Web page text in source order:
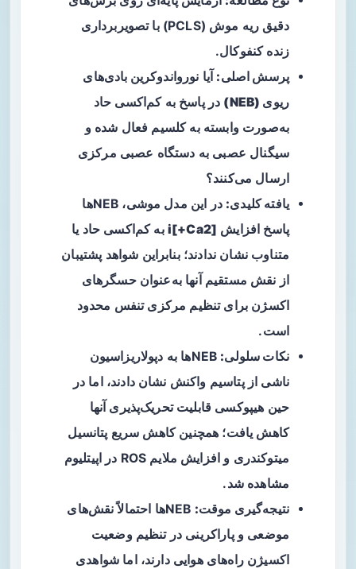
دقیق ریه موش (PCLS) با تصویربرداری
زنده کنفوکال.
پرسش اصلی: آیا نورواندوکرین بادی‌های
ریوی (NEB)
در پاسخ به کم‌اکسی حاد
به‌صورت وابسته به کلسیم فعال شده و
سیگنال عصبی به دستگاه عصبی مرکزی
ارسال می‌کنند؟
یافته کلیدی:
در این مدل موشی، NEBها
پاسخ افزایش [Ca2+]i
به کم‌اکسی حاد یا
متناوب نشان ندادند؛ بنابراین شواهد پشتیبان
از نقش مستقیم آنها به‌عنوان حسگرهای
اکسژن برای تنظیم مرکزی تنفس محدود
است.
نکات سلولی:
NEBها به دپولاریزاسیون
ناشی از پتاسیم واکنش نشان دادند، اما در
حین هیپوکسی قابلیت تحریک‌پذیری آنها
کاهش یافت؛ همچنین کاهش سریع پتانسیل
میتوکندری و افزایش ملایم ROS در اپیتلیوم
مشاهده شد.
نتیجه‌گیری موقت:
NEBها احتمالاً نقش‌های
موضعی و پاراکرینی در تنظیم وضعیت
اکسیژن راه‌های هوایی دارند، اما شواهدی